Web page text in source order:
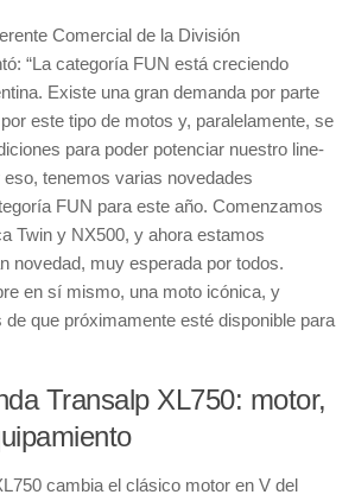
Comercial de la División
“La categoría FUN está creciendo
Existe una gran demanda por parte
este tipo de motos y, paralelamente, se
para poder potenciar nuestro line-
tenemos varias novedades
FUN para este año. Comenzamos
Twin y NX500, y ahora estamos
novedad, muy esperada por todos.
en sí mismo, una moto icónica, y
que próximamente esté disponible para
Transalp XL750: motor,
cambia el clásico motor en V del